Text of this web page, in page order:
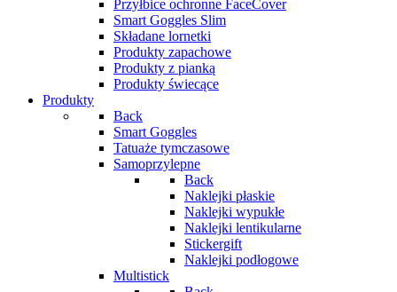
Przyłbice ochronne FaceCover
Smart Goggles Slim
Składane lornetki
Produkty zapachowe
Produkty z pianką
Produkty świecące
Produkty
Back
Smart Goggles
Tatuaże tymczasowe
Samoprzylepne
Back
Naklejki płaskie
Naklejki wypukłe
Naklejki lentikularne
Stickergift
Naklejki podłogowe
Multistick